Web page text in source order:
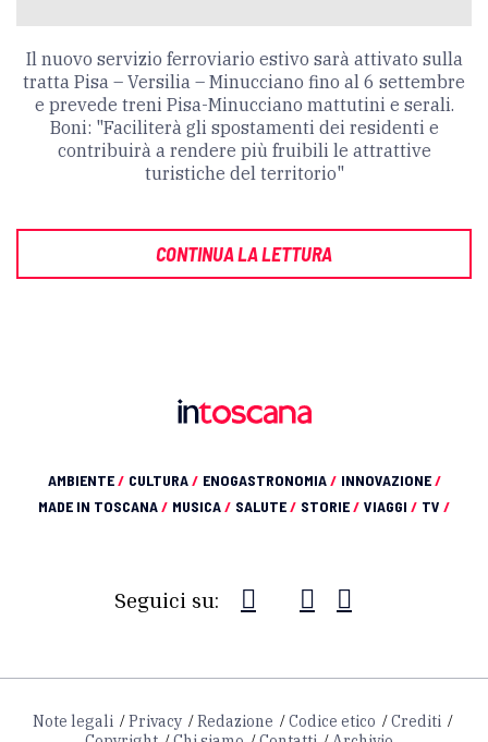
Il nuovo servizio ferroviario estivo sarà attivato sulla
tratta Pisa – Versilia – Minucciano fino al 6 settembre
e prevede treni Pisa-Minucciano mattutini e serali.
Boni: "Faciliterà gli spostamenti dei residenti e
contribuirà a rendere più fruibili le attrattive
turistiche del territorio"
CONTINUA LA LETTURA
AMBIENTE/ CULTURA/ ENOGASTRONOMIA/ INNOVAZIONE/
MADE IN TOSCANA/ MUSICA/ SALUTE/ STORIE/ VIAGGI / TV /
Seguici su:
Note legali Privacy Redazione Codice etico
Crediti